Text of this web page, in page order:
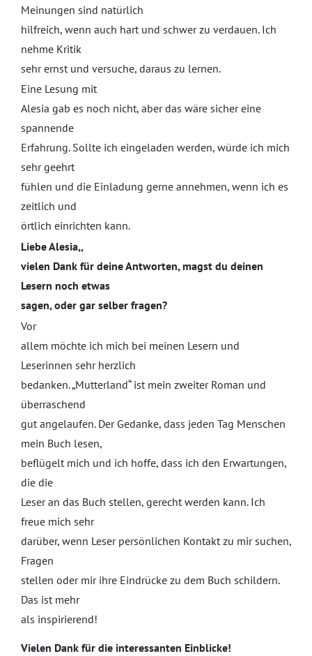
Meinungen sind natürlich
hilfreich, wenn auch hart und schwer zu verdauen. Ich
nehme Kritik
sehr ernst und versuche, daraus zu lernen.
Eine Lesung mit
Alesia gab es noch nicht, aber das wäre sicher eine
spannende
Erfahrung. Sollte ich eingeladen werden, würde ich mich
sehr geehrt
fühlen und die Einladung gerne annehmen, wenn ich es
zeitlich und
örtlich einrichten kann.
Liebe Alesia,,
vielen Dank für deine Antworten, magst du deinen
Lesern noch etwas
sagen, oder gar selber fragen?
Vor
allem möchte ich mich bei meinen Lesern und
Leserinnen sehr herzlich
bedanken. „Mutterland“ ist mein zweiter Roman und
überraschend
gut angelaufen. Der Gedanke, dass jeden Tag Menschen
mein Buch lesen,
beflügelt mich und ich hoffe, dass ich den Erwartungen,
die die
Leser an das Buch stellen, gerecht werden kann. Ich
freue mich sehr
darüber, wenn Leser persönlichen Kontakt zu mir suchen,
Fragen
stellen oder mir ihre Eindrücke zu dem Buch schildern.
Das ist mehr
als inspirierend!
Vielen Dank für die interessanten Einblicke!